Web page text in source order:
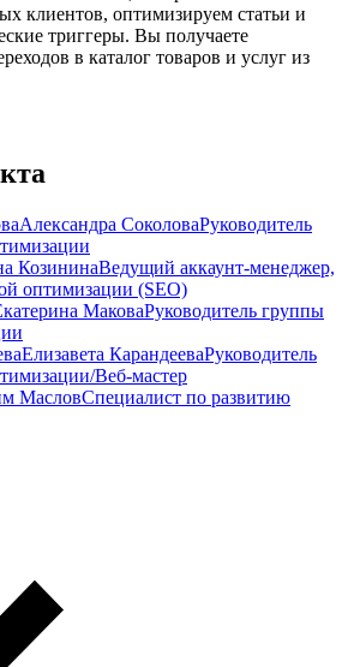
клиентов, оптимизируем статьи и
триггеры. Вы получаете
в каталог товаров и услуг из
Александра СоколоваРуководитель
КозининаВедущий аккаунт-менеджер,
оптимизации (SEO)
МаковаРуководитель группы
Елизавета КарандееваРуководитель
Веб-мастер
МасловСпециалист по развитию